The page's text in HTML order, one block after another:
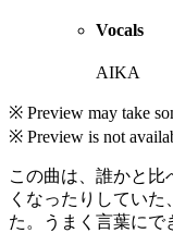
Vocals
AIKA
※ Preview may take
※ Preview is not
この曲は、誰かと比
くなったりしてい
た。うまく言葉にで